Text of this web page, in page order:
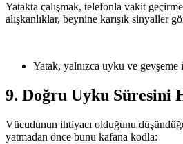
Yatakta çalışmak, telefonla vakit
alışkanlıklar, beynine karışık sinyaller
Yatak, yalnızca uyku ve gevşeme
9. Doğru Uyku Süresini
Vücudunun ihtiyacı olduğunu
yatmadan önce bunu kafana kodla: